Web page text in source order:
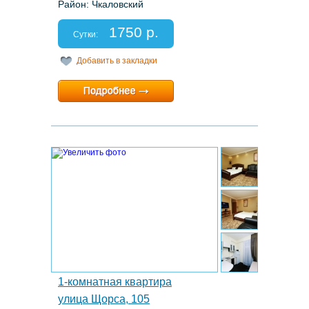
Район: Чкаловский
Спальных мест: 2+2
Отчетные документы: есть
Сутки: 1750 р.
Добавить в закладки
Минимальный срок:1 суток
Расчетный час:12:00
1-комнатная квартира
улица Щорса, 105